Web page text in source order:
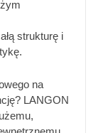
strukturę i
na
LANGON